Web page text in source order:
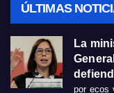
ÚLTIMAS
La
por ecos